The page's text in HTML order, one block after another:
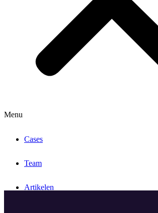
Menu
Cases
Team
Artikelen